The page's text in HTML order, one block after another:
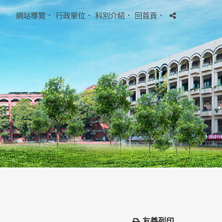
網站導覽 ． 行政單位 ． 科別介紹． 回首頁．